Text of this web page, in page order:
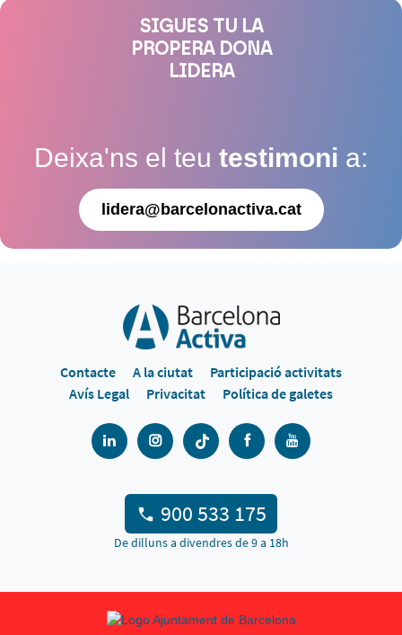
SIGUES TU LA
PROPERA DONA
LIDERA
Deixa'ns el teu testimoni a:
lidera@barcelonactiva.cat
Contacte A la ciutat
Participació activitats
Avís Legal
Privacitat Política de galetes
900 533 175
De dilluns a divendres de 9 a 18h